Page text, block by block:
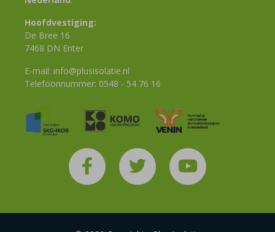
Hoofdvestiging:
De Bree 16
7468 DN Enter
E-mail: info@plusisolatie.nl
Telefoonnummer: 0548 - 54 76 16